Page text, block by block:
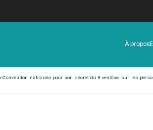
Menu
de
À propos
nationale pour son décret du 8 ventôse, sur les